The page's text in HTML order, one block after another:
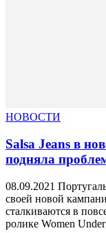
НОВОСТИ
Salsa Jeans в
подняла
08.09.2021
своей новой
сталкиваются в
ролике Women